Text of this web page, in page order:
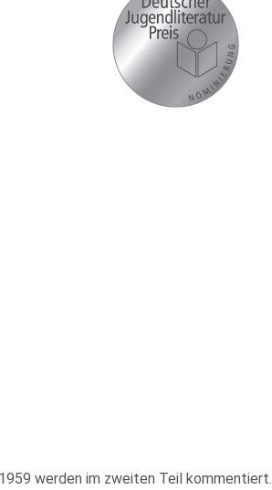
werden im zweiten Teil kommentiert.